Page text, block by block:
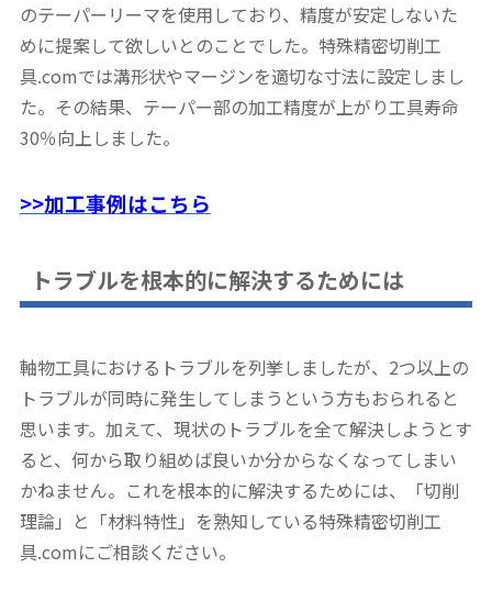
のテーパーリーマを使用しており、精度が安定しないた
めに提案して欲しいとのことでした。特殊精密切削工
具.comでは溝形状やマージンを適切な寸法に設定しまし
た。その結果、テーパー部の加工精度が上がり工具寿命
30％向上しました。
>>加工事例はこちら
トラブルを根本的に解決するためには
軸物工具におけるトラブルを列挙しましたが、2つ以上の
トラブルが同時に発生してしまうという方もおられると
思います。加えて、現状のトラブルを全て解決しようとす
ると、何から取り組めば良いか分からなくなってしまい
かねません。これを根本的に解決するためには、「切削
理論」と「材料特性」を熟知している特殊精密切削工
具.comにご相談ください。